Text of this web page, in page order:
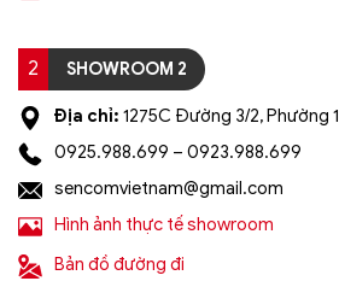
2 SHOWROOM 2
Địa chỉ: 1275C Đường 3/2, Phường
0925.988.699 – 0923.988.699
sencomvietnam@gmail.com
Hình ảnh thực tế showroom
Bản đồ đường đi